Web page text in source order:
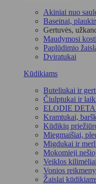
Akiniai nuo
Baseinai,
Gertuvės,
Maudymosi
Paplūdimio
Dviratukai
Kūdikiams
Buteliukai ir
Čiulptukai ir
ELODIE
Kramtukai,
Kūdikių
Miegmaišiai,
Migdukai ir
Mokomieji
Veiklos kilimėliai
Vonios
Žaislai